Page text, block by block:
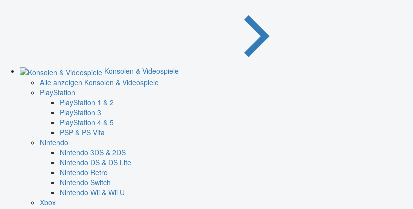
Konsolen & Videospiele
Alle anzeigen Konsolen & Videospiele
PlayStation
PlayStation 1 & 2
PlayStation 3
PlayStation 4 & 5
PSP & PS Vita
Nintendo
Nintendo 3DS & 2DS
Nintendo DS & DS Lite
Nintendo Retro
Nintendo Switch
Nintendo Wii & Wii U
Xbox